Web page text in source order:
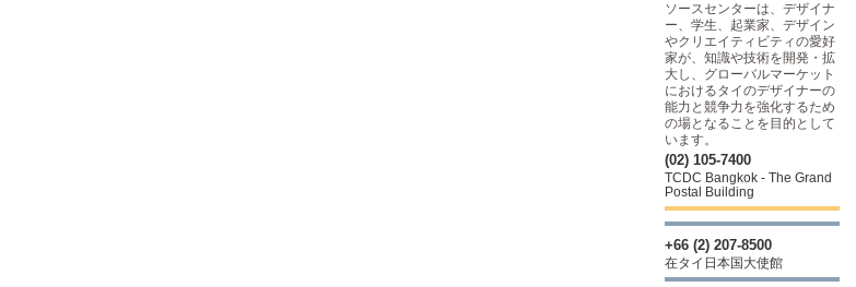
ソースセンターは、デザイナ
ー、学生、起業家、デザイン
やクリエイティビティの愛好
家が、知識や技術を開発・拡
大し、グローバルマーケット
におけるタイのデザイナーの
能力と競争力を強化するため
の場となることを目的として
います。
(02) 105-7400
TCDC Bangkok - The Grand
Postal Building
+66 (2) 207-8500
在タイ日本国大使館